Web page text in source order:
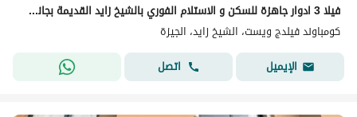
فيلا 3 ادوار جاهزة للسكن و الاستلام الفوري بالشيخ زايد القديمة بجانب الربوة و ميدوز بارك
كومباوند فيلدج ويست، الشيخ زايد، الجيزة
الإيميل
اتصل